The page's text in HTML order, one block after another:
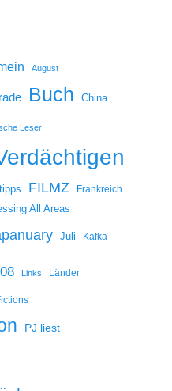
August
Buch China
Leser
FILMZ
Frankreich
All Areas
Juli Kafka
Links Länder
PJ liest